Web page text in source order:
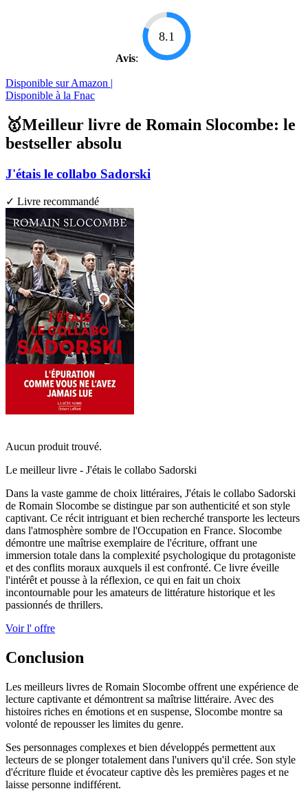
Avis:
8.1
Disponible sur Amazon |
Disponible à la Fnac
🥇Meilleur livre de Romain Slocombe: le
bestseller absolu
J'étais le collabo Sadorski
✓ Livre recommandé
Aucun produit trouvé.
Le meilleur livre - J'étais le collabo Sadorski
Dans la vaste gamme de choix littéraires, J'étais le collabo Sadorski
de Romain Slocombe se distingue par son authenticité et son style
captivant. Ce récit intriguant et bien recherché transporte les lecteurs
dans l'atmosphère sombre de l'Occupation en France. Slocombe
démontre une maîtrise exemplaire de l'écriture, offrant une
immersion totale dans la complexité psychologique du protagoniste
et des conflits moraux auxquels il est confronté. Ce livre éveille
l'intérêt et pousse à la réflexion, ce qui en fait un choix
incontournable pour les amateurs de littérature historique et les
passionnés de thrillers.
Voir l' offre
Conclusion
Les meilleurs livres de Romain Slocombe offrent une expérience de
lecture captivante et démontrent sa maîtrise littéraire. Avec des
histoires riches en émotions et en suspense, Slocombe montre sa
volonté de repousser les limites du genre.
Ses personnages complexes et bien développés permettent aux
lecteurs de se plonger totalement dans l'univers qu'il crée. Son style
d'écriture fluide et évocateur captive dès les premières pages et ne
laisse personne indifférent.